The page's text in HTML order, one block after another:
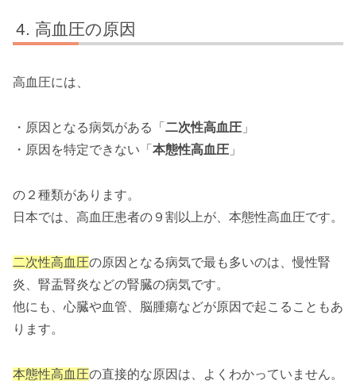
高血圧の原因
高血圧には、
・原因となる病気がある「 二次性高血圧 」
・原因を特定できない「 本態性高血圧 」
の２種類があります。
日本では、高血圧患者の９割以上が、本態性高血圧です。
二次性高血圧の原因となる病気で最も多いのは、慢性腎
炎、腎盂腎炎などの腎臓の病気です。
他にも、心臓や血管、脳腫瘍などが原因で起こることもあ
ります。
本態性高血圧の直接的な原因は、よくわかっていません。